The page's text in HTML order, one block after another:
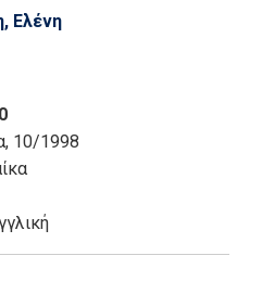
Ελένη
, 10/1998